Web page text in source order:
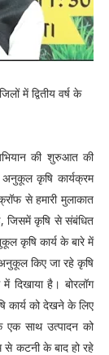
में द्वितीय वर्ष के
की शुरुआत की
कृषि कार्यक्रम
से हमारी मुलाकात
जिसमें कृषि से संबंधित
कृषि कार्य के बारे में
अनुकूल किए जा रहे कृषि
दिखाया है। बोरलॉग
कार्य को देखने के लिए
एक साथ उत्पादन को
से कटनी के बाद हो रहे